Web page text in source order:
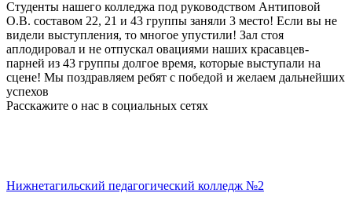
Студенты нашего колледжа под руководством Антиповой
О.В. составом 22, 21 и 43 группы заняли 3 место! Если вы не
видели выступления, то многое упустили! Зал стоя
аплодировал и не отпускал овациями наших красавцев-
парней из 43 группы долгое время, которые выступали на
сцене! Мы поздравляем ребят с победой и желаем дальнейших
успехов
Расскажите о нас в социальных сетях
Нижнетагильский педагогический колледж №2